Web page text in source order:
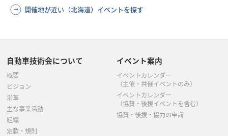
開催地が近い（北海道）イベントを探す
自動車技術会について
概要
ビジョン
沿革
主な事業活動
組織
定款・規則
イベント案内
イベントカレンダー
（主催・共催イベントのみ）
イベントカレンダー
（協賛・後援イベントを含む）
協賛・後援・協力の申請